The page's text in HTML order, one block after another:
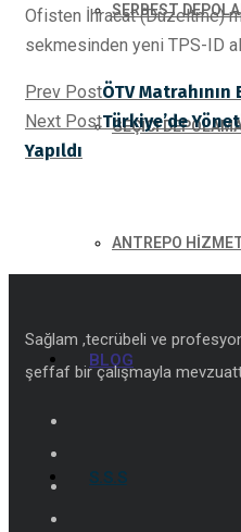
SERBEST
GEÇİCİ
ANTREPO
BLOG
S.S.S
Ofisten İhracat (Düzeltme)
sekmesinden yeni TPS-ID
Prev PostÖTV Matrahının
Next PostTürkiye’de
Yapıldı
Sağlam ,tecrübeli ve
şeffaf bir çalışmayla